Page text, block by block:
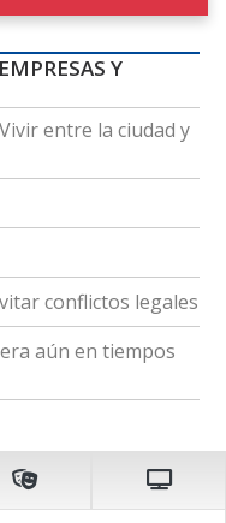
Y
entre la ciudad y
conflictos legales
aún en tiempos